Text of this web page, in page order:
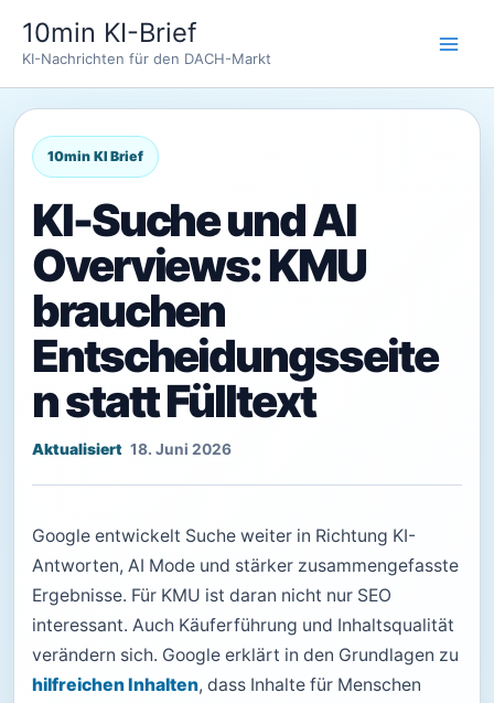
Inhalt
springen
10min KI-Brief
KI-Nachrichten für den DACH-Markt
KI-Suche und AI
Overviews: KMU
brauchen
Entscheidungsseite
n statt Fülltext
18. Juni 2026
Google entwickelt Suche weiter in Richtung KI-
Antworten, AI Mode und stärker zusammengefasste
Ergebnisse. Für KMU ist daran nicht nur SEO
interessant. Auch Käuferführung und Inhaltsqualität
verändern sich. Google erklärt in den Grundlagen zu
hilfreichen Inhalten, dass Inhalte für Menschen